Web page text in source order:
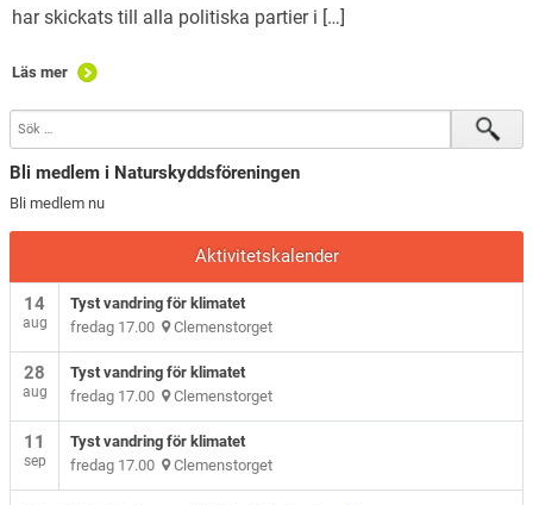
har skickats till alla politiska partier i […]
Läs mer
Bli medlem i Naturskyddsföreningen
Bli medlem nu
Aktivitetskalender
14
aug
Tyst vandring för klimatet
fredag 17.00 Clemenstorget
28
aug
Tyst vandring för klimatet
fredag 17.00 Clemenstorget
11
sep
Tyst vandring för klimatet
fredag 17.00 Clemenstorget